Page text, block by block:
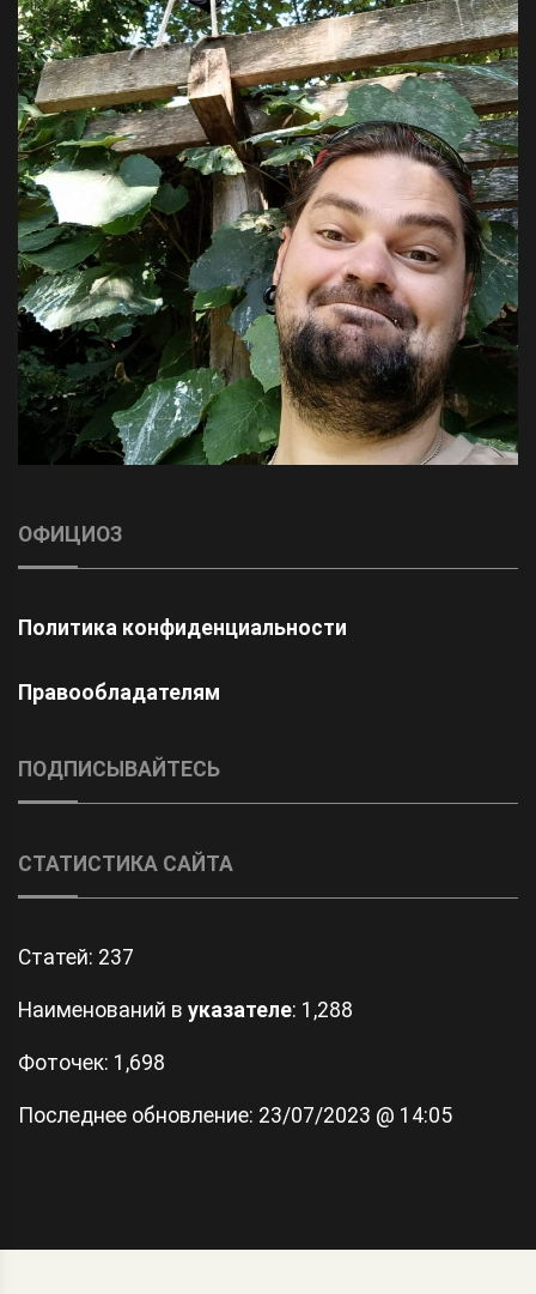
ОФИЦИОЗ
Политика конфиденциальности
Правообладателям
ПОДПИСЫВАЙТЕСЬ
СТАТИСТИКА САЙТА
Статей: 237
Наименований в указателе: 1,288
Фоточек: 1,698
Последнее обновление: 23/07/2023 @ 14:05